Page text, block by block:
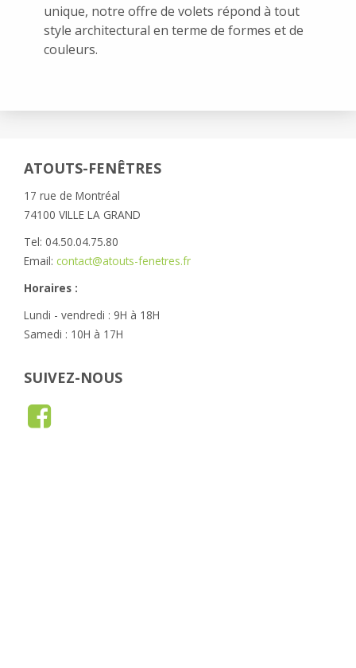
unique, notre offre de volets répond à tout
style architectural en terme de formes et de
couleurs.
ATOUTS-FENÊTRES
17 rue de Montréal
74100 VILLE LA GRAND
Tel: 04.50.04.75.80
Email: contact@atouts-fenetres.fr
Horaires :
Lundi - vendredi : 9H à 18H
Samedi : 10H à 17H
SUIVEZ-NOUS